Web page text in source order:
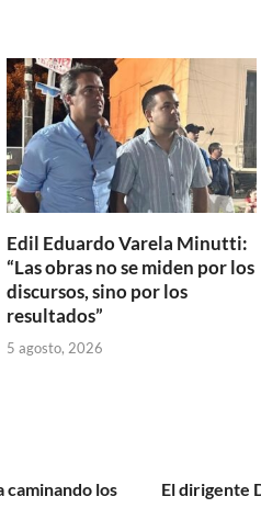
ar
ti
Edil Eduardo Varela Minutti:
“Las obras no se miden por los
discursos, sino por los
resultados”
5 agosto, 2026
caminando los
El dirigente